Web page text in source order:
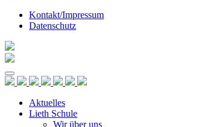
Kontakt/Impressum
Datenschutz
Skip
to
Aktuelles
Lieth Schule
Wir über uns